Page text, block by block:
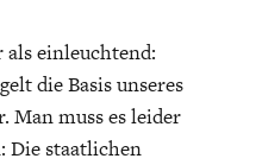
einleuchtend:
die Basis unseres
Man muss es leider
Die staatlichen